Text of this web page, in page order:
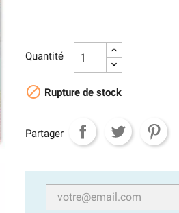
Quantité
 Rupture de stock
Partager